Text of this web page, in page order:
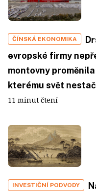
ČÍNSKÁ EKONOMIKA
evropské firmy
montovny
kterému svět
11 minut čtení
INVESTIČNÍ PODVODY